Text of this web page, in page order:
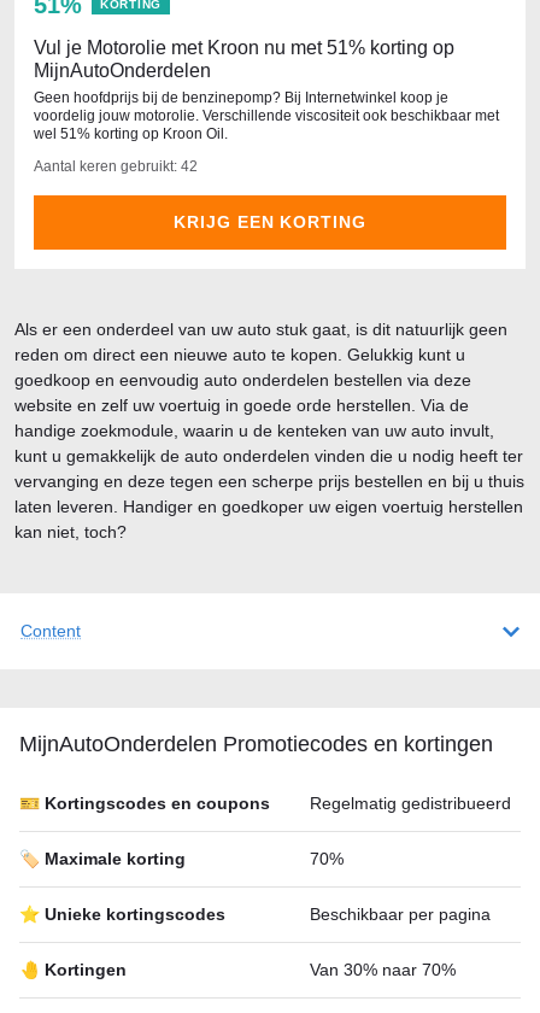
KORTING
Vul je Motorolie met Kroon nu met 51% korting op
MijnAutoOnderdelen
Geen hoofdprijs bij de benzinepomp? Bij Internetwinkel koop je
voordelig jouw motorolie. Verschillende viscositeit ook beschikbaar met
wel 51% korting op Kroon Oil.
Aantal keren gebruikt: 42
KRIJG EEN KORTING
Content
MijnAutoOnderdelen Promotiecodes en kortingen
🎫 Kortingscodes en coupons Regelmatig gedistribueerd
🏷️ Maximale korting 70%
⭐ Unieke kortingscodes Beschikbaar per pagina
🤚 Kortingen Van 30% naar 70%
Als er een onderdeel van uw auto stuk gaat, is dit natuurlijk geen
reden om direct een nieuwe auto te kopen. Gelukkig kunt u
goedkoop en eenvoudig auto onderdelen bestellen via deze
website en zelf uw voertuig in goede orde herstellen. Via de
handige zoekmodule, waarin u de kenteken van uw auto invult,
kunt u gemakkelijk de auto onderdelen vinden die u nodig heeft ter
vervanging en deze tegen een scherpe prijs bestellen en bij u thuis
laten leveren. Handiger en goedkoper uw eigen voertuig herstellen
kan niet, toch?